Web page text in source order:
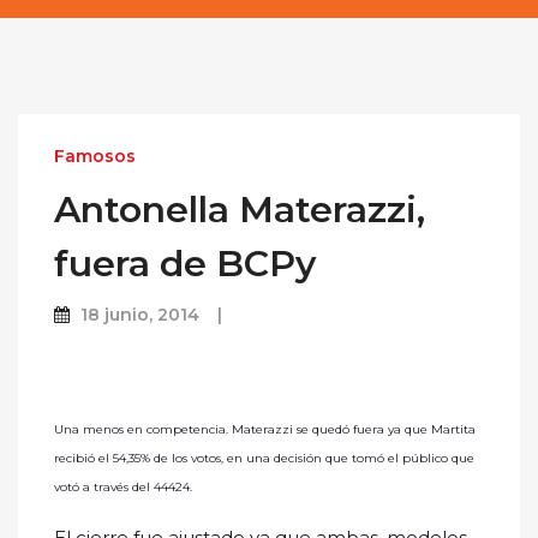
Famosos
Antonella Materazzi,
fuera de BCPy
18 junio, 2014
Una menos en competencia. Materazzi se quedó fuera ya que Martita
recibió el 54,35% de los votos, en una decisión que tomó el público que
votó a través del 44424.